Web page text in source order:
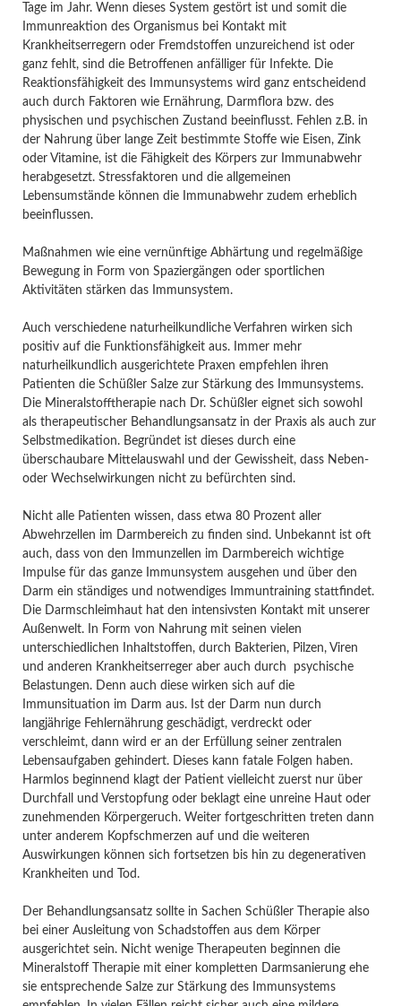
Tage im Jahr. Wenn dieses System gestört ist und somit die
Immunreaktion des Organismus bei Kontakt mit
Krankheitserregern oder Fremdstoffen unzureichend ist oder
ganz fehlt, sind die Betroffenen anfälliger für Infekte. Die
Reaktionsfähigkeit des Immunsystems wird ganz entscheidend
auch durch Faktoren wie Ernährung, Darmflora bzw. des
physischen und psychischen Zustand beeinflusst. Fehlen z.B. in
der Nahrung über lange Zeit bestimmte Stoffe wie Eisen, Zink
oder Vitamine, ist die Fähigkeit des Körpers zur Immunabwehr
herabgesetzt. Stressfaktoren und die allgemeinen
Lebensumstände können die Immunabwehr zudem erheblich
beeinflussen.
Maßnahmen wie eine vernünftige Abhärtung und regelmäßige
Bewegung in Form von Spaziergängen oder sportlichen
Aktivitäten stärken das Immunsystem.
Auch verschiedene naturheilkundliche Verfahren wirken sich
positiv auf die Funktionsfähigkeit aus. Immer mehr
naturheilkundlich ausgerichtete Praxen empfehlen ihren
Patienten die Schüßler Salze zur Stärkung des Immunsystems.
Die Mineralstofftherapie nach Dr. Schüßler eignet sich sowohl
als therapeutischer Behandlungsansatz in der Praxis als auch zur
Selbstmedikation. Begründet ist dieses durch eine
überschaubare Mittelauswahl und der Gewissheit, dass Neben-
oder Wechselwirkungen nicht zu befürchten sind.
Nicht alle Patienten wissen, dass etwa 80 Prozent aller
Abwehrzellen im Darmbereich zu finden sind. Unbekannt ist oft
auch, dass von den Immunzellen im Darmbereich wichtige
Impulse für das ganze Immunsystem ausgehen und über den
Darm ein ständiges und notwendiges Immuntraining stattfindet.
Die Darmschleimhaut hat den intensivsten Kontakt mit unserer
Außenwelt. In Form von Nahrung mit seinen vielen
unterschiedlichen Inhaltstoffen, durch Bakterien, Pilzen, Viren
und anderen Krankheitserreger aber auch durch psychische
Belastungen. Denn auch diese wirken sich auf die
Immunsituation im Darm aus. Ist der Darm nun durch
langjährige Fehlernährung geschädigt, verdreckt oder
verschleimt, dann wird er an der Erfüllung seiner zentralen
Lebensaufgaben gehindert. Dieses kann fatale Folgen haben.
Harmlos beginnend klagt der Patient vielleicht zuerst nur über
Durchfall und Verstopfung oder beklagt eine unreine Haut oder
zunehmenden Körpergeruch. Weiter fortgeschritten treten dann
unter anderem Kopfschmerzen auf und die weiteren
Auswirkungen können sich fortsetzen bis hin zu degenerativen
Krankheiten und Tod.
Der Behandlungsansatz sollte in Sachen Schüßler Therapie also
bei einer Ausleitung von Schadstoffen aus dem Körper
ausgerichtet sein. Nicht wenige Therapeuten beginnen die
Mineralstoff Therapie mit einer kompletten Darmsanierung ehe
sie entsprechende Salze zur Stärkung des Immunsystems